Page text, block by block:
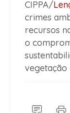
CIPPA/
crimes
recursos
o
vegetação